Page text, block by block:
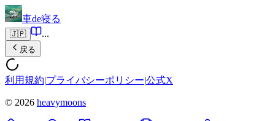
車de寝る
🇯🇵 ...
戻る
利用規約|プライバシーポリシー|公式X
© 2026 heavymoons